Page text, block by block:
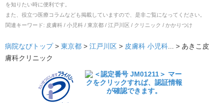
を知りたい時に便利です。
また、役立つ医療コラムなども掲載していますので、是非ご覧になってください。
関連キーワード: 皮膚科 / 小児科 / 東京都 / 江戸川区 / クリニック / かかりつけ
病院なびトップ > 東京都 > 江戸川区 > 皮膚科 小児科... > あきこ皮
膚科クリニック